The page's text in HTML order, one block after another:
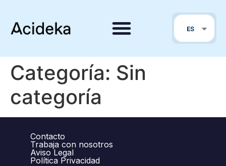
ES
PT
Categoría: Sin
categoría
Contacto
Trabaja con nosotros
Aviso Legal
Política Privacidad